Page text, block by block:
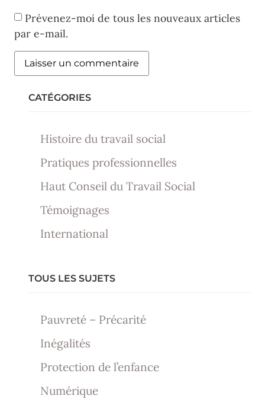
Prévenez-moi de tous les nouveaux articles
par e-mail.
CATÉGORIES
Histoire du travail social
Pratiques professionnelles
Haut Conseil du Travail Social
Témoignages
International
TOUS LES SUJETS
Pauvreté – Précarité
Inégalités
Protection de l’enfance
Numérique